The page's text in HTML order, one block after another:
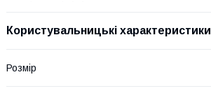
Користувальницькі характеристики
Розмір